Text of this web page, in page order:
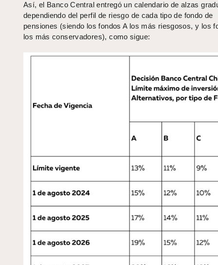
Así, el Banco Central entregó un calendario de alzas
dependiendo del perfil de riesgo de cada tipo de fondo de
pensiones (siendo los fondos A los más riesgosos, y los
los más conservadores), como sigue: